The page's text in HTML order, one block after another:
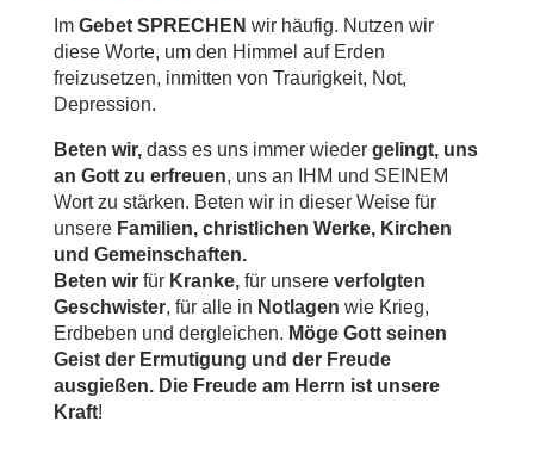
Im Gebet SPRECHEN wir häufig. Nutzen wir
diese Worte, um den Himmel auf Erden
freizusetzen, inmitten von Traurigkeit, Not,
Depression.
Beten wir,dass es uns immer wieder gelingt, uns
an Gott zu erfreuen, uns an IHM und SEINEM
Wort zu stärken. Beten wir in dieser Weise für
unsere Familien, christlichen Werke, Kirchen
und Gemeinschaften.
Beten wirfür Kranke,für unsere verfolgten
Geschwister, für alle in Notlagen wie Krieg,
Erdbeben und dergleichen. Möge Gott seinen
Geist der Ermutigung und der Freude
ausgießen. Die Freude am Herrn ist unsere
Kraft!